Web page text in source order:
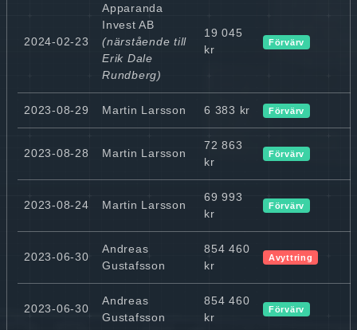
2024-02-23
Apparanda
Invest AB
(närstående till
Erik Dale
Rundberg)
19 045
kr
Förvärv
2023-08-29 Martin Larsson 6 383 kr Förvärv
2023-08-28 Martin Larsson
72 863
kr
Förvärv
2023-08-24 Martin Larsson
69 993
kr
Förvärv
2023-06-30
Andreas
Gustafsson
854 460
kr
Avyttring
2023-06-30
Andreas
Gustafsson
854 460
kr
Förvärv